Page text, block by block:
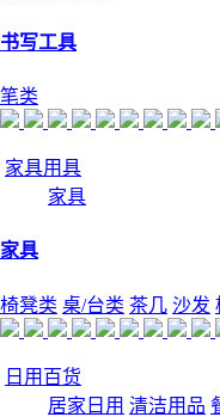
书写工具
笔类
家具用具
家具
家具
椅凳类 桌/台类 茶几 沙发
日用百货
居家日用 清洁用品